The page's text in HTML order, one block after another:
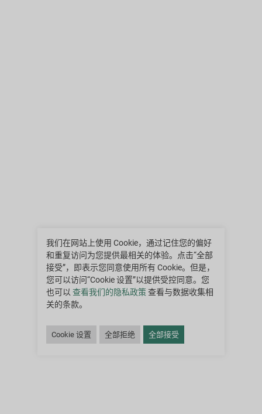
我们在网站上使用 Cookie，通过记住您的偏好
和重复访问为您提供最相关的体验。点击“全部
接受”，即表示您同意使用所有 Cookie。但是，
您可以访问“Cookie 设置”以提供受控同意。您
也可以 查看我们的隐私政策查看与数据收集相
关的条款。
Cookie 设置 全部拒绝 全部接受